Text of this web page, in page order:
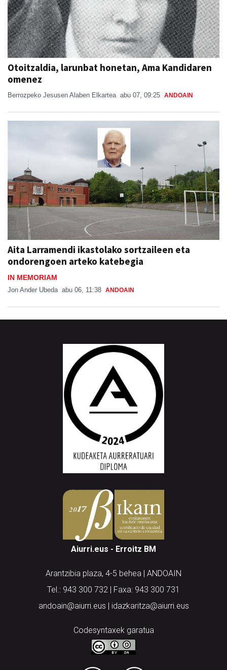
Otoitzaldia, larunbat honetan, Ama Kandidaren
omenez
Berrozpeko Jesusen Alaben Elkartea abu 07, 09:25 ANDOAIN
Aita Larramendi ikastolako sortzaileen eta
ondorengoen arteko katebegia
IN MEMORIAM
Jon Ander Ubeda abu 06, 11:38 ANDOAIN
Aiurri.eus - Erroitz BM
Arantzibia plaza, 4-5 behea | ANDOAIN
Tel.: 943 300 732 | Faxa: 943 300 731
andoain@aiurri.eus | idazkaritza@aiurri.eus
Codesyntaxek garatua